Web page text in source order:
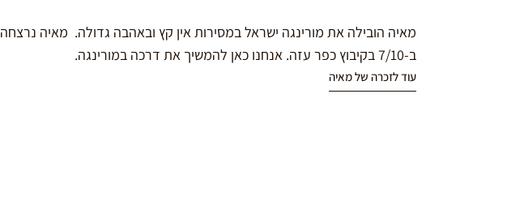
מאיה הובילה את מורינגה ישראל במסירות אין קץ ובאהבה גדולה. מאיה נרצחה
ב-7/10 בקיבוץ כפר עזה. אנחנו כאן להמשיך את דרכה במורינגה.
עוד לזכרה של מאיה